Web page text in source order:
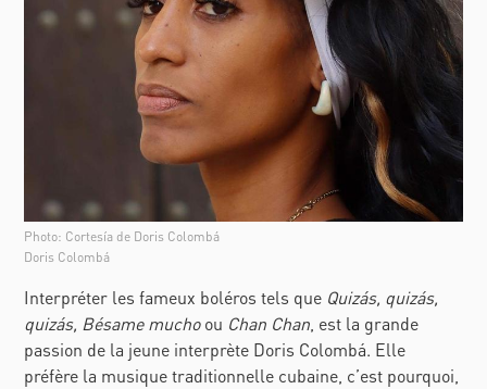
Photo: Cortesía de Doris Colombá
Doris Colombá
Interpréter les fameux boléros tels que Quizás, quizás,
quizás, Bésame muchoou Chan Chan, est la grande
passion de la jeune interprète Doris Colombá. Elle
préfère la musique traditionnelle cubaine, c’est pourquoi,